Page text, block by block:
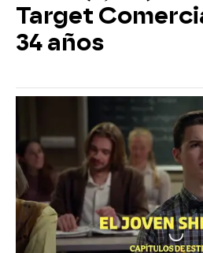
Target
34 años